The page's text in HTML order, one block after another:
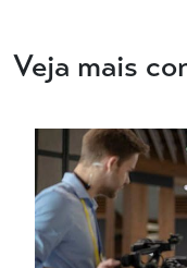
Veja mais